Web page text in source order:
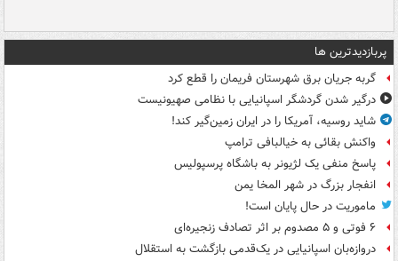
پربازدیدترین ها
گربه جریان برق شهرستان فریمان را قطع کرد
درگیر شدن گردشگر اسپانیایی با نظامی صهیونیست
شاید روسیه، آمریکا را در ایران زمین‌گیر کند!
واکنش بقائی به خیالبافی ترامپ
پاسخ منفی یک لژیونر به باشگاه پرسپولیس
انفجار بزرگ در شهر المخا یمن
ماموریت در حال پایان است!
۶ فوتی و ۵ مصدوم بر اثر تصادف زنجیره‌ای
دروازه‌بان اسپانیایی در یک‌قدمی بازگشت به استقلال